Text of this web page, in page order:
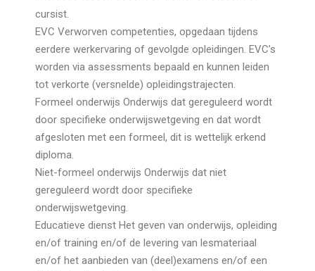
cursist.
EVC Verworven competenties, opgedaan tijdens
eerdere werkervaring of gevolgde opleidingen. EVC’s
worden via assessments bepaald en kunnen leiden
tot verkorte (versnelde) opleidingstrajecten.
Formeel onderwijs Onderwijs dat gereguleerd wordt
door specifieke onderwijswetgeving en dat wordt
afgesloten met een formeel, dit is wettelijk erkend
diploma.
Niet-formeel onderwijs Onderwijs dat niet
gereguleerd wordt door specifieke
onderwijswetgeving.
Educatieve dienst Het geven van onderwijs, opleiding
en/of training en/of de levering van lesmateriaal
en/of het aanbieden van (deel)examens en/of een